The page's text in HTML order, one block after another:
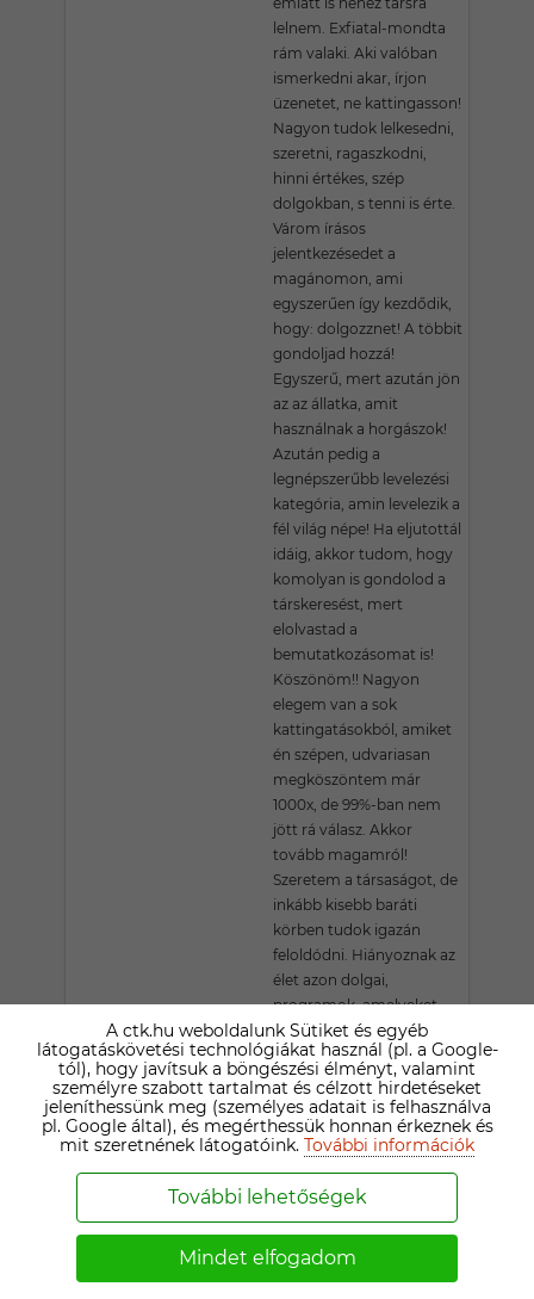
lelnem. Exfiatal-mondta
rám valaki. Aki valóban
ismerkedni akar, írjon
üzenetet, ne kattingasson!
Nagyon tudok lelkesedni,
szeretni, ragaszkodni,
hinni értékes, szép
dolgokban, s tenni is érte.
Várom írásos
jelentkezésedet a
magánomon, ami
egyszerűen így kezdődik,
hogy: dolgozznet! A többit
gondoljad hozzá!
Egyszerű, mert azután jön
az az állatka, amit
használnak a horgászok!
Azután pedig a
legnépszerűbb levelezési
kategória, amin levelezik a
fél világ népe! Ha eljutottál
idáig, akkor tudom, hogy
komolyan is gondolod a
társkeresést, mert
elolvastad a
bemutatkozásomat is!
Köszönöm!! Nagyon
elegem van a sok
kattingatásokból, amiket
én szépen, udvariasan
megköszöntem már
1000x, de 99%-ban nem
jött rá válasz. Akkor
tovább magamról!
Szeretem a társaságot, de
inkább kisebb baráti
körben tudok igazán
feloldódni. Hiányoznak az
élet azon dolgai,
programok, amelyeket
Társsal érdemes, és jó
megélni, átélni.
Szeretetnyelvem
sorrendje: 1.-2.:szolgálat,
és érintés.: Szeretem, és
akarom is adni mind az
elvárom.
REBEKA
A ctk.hu weboldalunk Sütiket és egyéb
látogatáskövetési technológiákat használ (pl. a Google-
tól), hogy javítsuk a böngészési élményt, valamint
személyre szabott tartalmat és célzott hirdetéseket
jeleníthessünk meg (személyes adatait is felhasználva
pl. Google által), és megérthessük honnan érkeznek és
mit szeretnének látogatóink. További információk
További lehetőségek
Mindet elfogadom